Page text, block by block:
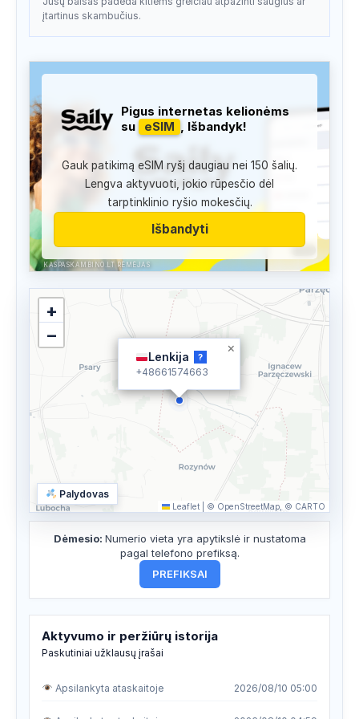
įtartinus skambučius.
KASPASKAMBINO.LT RĖMĖJAS
Pigus internetas kelionėms
su
eSIM , Išbandyk!
Gauk patikimą eSIM ryšį daugiau nei 150 šalių.
Lengva aktyvuoti, jokio rūpesčio dėl
tarptinklinio ryšio mokesčių.
Išbandyti
Lenkija ?
+48661574663
×
+
−
Leaflet © OpenStreetMap, © CARTO
Palydovas
Dėmesio: Numerio vieta yra apytikslė ir nustatoma
pagal telefono prefiksą.
PREFIKSAI
Aktyvumo ir peržiūrų istorija
Paskutiniai užklausų įrašai
Apsilankyta ataskaitoje 2026/08/10 05:00